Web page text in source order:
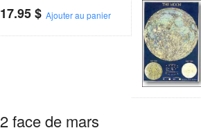
17.95$ Ajouter au panier
2 face de mars